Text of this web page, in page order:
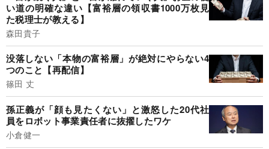
い道の明確な違い【富裕層の領収書1000万枚見
た税理士が教える】
森田貴子
没落しない「本物の富裕層」が絶対にやらない4
つのこと【再配信】
篠田 丈
孫正義が「顔も見たくない」と激怒した20代社
員をロボット事業責任者に抜擢したワケ
小倉健一